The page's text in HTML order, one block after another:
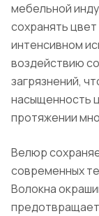
мебельной
сохранять
интенсивном
воздействию
загрязнений,
насыщенность
протяжении
Велюр
современных
Волокна